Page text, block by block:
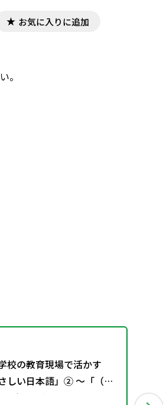
お気に入りに追加
。
校の教育現場で活かす
さしい日本語」② ～「（学
の）子どもたちへのやさ